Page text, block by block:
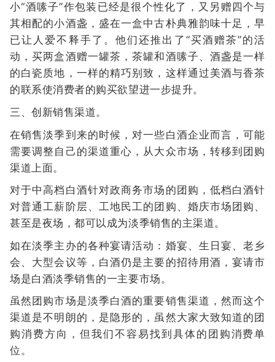
小“酒嗉子”作包装已经是很个性化了，又另赠四个与
其相配的小酒盏，盛在一盒中古朴典雅韵味十足，早
已让人爱不释手了。他们还推出了“买酒赠茶”的活
动，买两盒酒赠一罐茶，茶罐和酒嗉子、酒盏是一样
的白瓷质地，一样的精巧别致，这样通过美酒与香茶
的联系使消费者的购买欲望进一步提升。
三、创新销售渠道。
在销售淡季到来的时候，对一些白酒企业而言，可能
需要调整自己的渠道重心，从大众市场，转移到团购
渠道上面。
对于中高档白酒针对政商务市场的团购，低档白酒针
对普通工薪阶层、工地民工的团购、婚庆市场团购、
甚至是夜场，都可以成为淡季销售的主渠道。
如在淡季主办的各种宴请活动：婚宴、生日宴、老乡
会、大型会议等，白酒仍是主要的招待用酒，宴请市
场是白酒淡季销售的一主要市场。
虽然团购市场是淡季白酒的重要销售渠道，然而这个
渠道是不明朗的，是隐形的，虽然大家大致知道的团
购消费方向，但我们不容易找到具体的团购消费单
位。